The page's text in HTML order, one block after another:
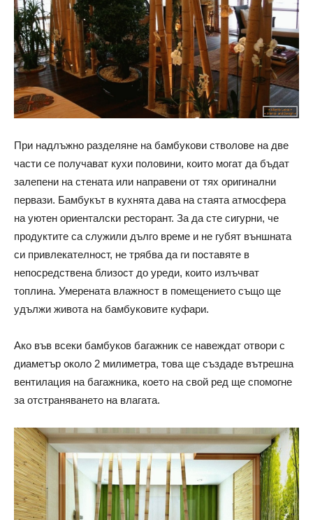
При надлъжно разделяне на бамбукови стволове на две
части се получават кухи половини, които могат да бъдат
залепени на стената или направени от тях оригинални
первази. Бамбукът в кухнята дава на стаята атмосфера
на уютен ориенталски ресторант. За да сте сигурни, че
продуктите са служили дълго време и не губят външната
си привлекателност, не трябва да ги поставяте в
непосредствена близост до уреди, които излъчват
топлина. Умерената влажност в помещението също ще
удължи живота на бамбуковите куфари.
Ако във всеки бамбуков багажник се навеждат отвори с
диаметър около 2 милиметра, това ще създаде вътрешна
вентилация на багажника, което на свой ред ще спомогне
за отстраняването на влагата.